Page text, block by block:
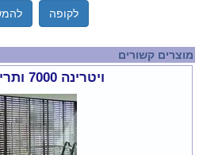
לקופה
מוצרים קשורים
ויטרינה 7000 ותריס חשמלי